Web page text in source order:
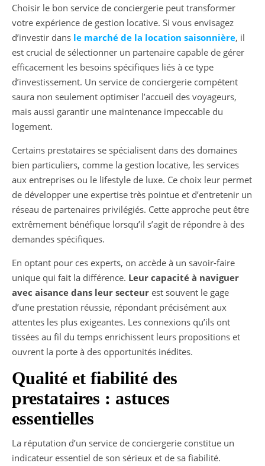
Choisir le bon service de conciergerie peut transformer
votre expérience de gestion locative. Si vous envisagez
d’investir dans le marché de la location saisonnière, il
est crucial de sélectionner un partenaire capable de gérer
efficacement les besoins spécifiques liés à ce type
d’investissement. Un service de conciergerie compétent
saura non seulement optimiser l’accueil des voyageurs,
mais aussi garantir une maintenance impeccable du
logement.
Certains prestataires se spécialisent dans des domaines
bien particuliers, comme la gestion locative, les services
aux entreprises ou le lifestyle de luxe. Ce choix leur permet
de développer une expertise très pointue et d’entretenir un
réseau de partenaires privilégiés. Cette approche peut être
extrêmement bénéfique lorsqu’il s’agit de répondre à des
demandes spécifiques.
En optant pour ces experts, on accède à un savoir-faire
unique qui fait la différence. Leur capacité à naviguer
avec aisance dans leur secteur est souvent le gage
d’une prestation réussie, répondant précisément aux
attentes les plus exigeantes. Les connexions qu’ils ont
tissées au fil du temps enrichissent leurs propositions et
ouvrent la porte à des opportunités inédites.
Qualité et fiabilité des
prestataires : astuces
essentielles
La réputation d’un service de conciergerie constitue un
indicateur essentiel de son sérieux et de sa fiabilité.